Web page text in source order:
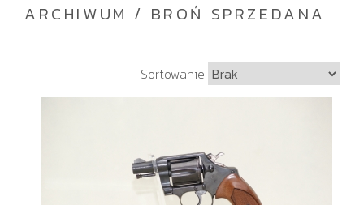
ARCHIWUM / BROŃ SPRZEDANA
S
o
u
j
Sortowanie